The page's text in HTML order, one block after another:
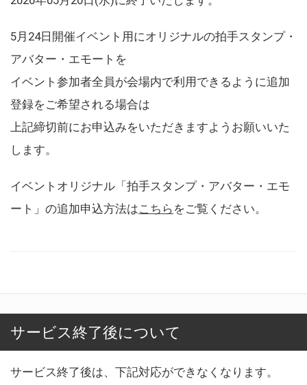
5月24日開催イベント用にオリジナルの拍手スタンプ・
アバター・エモートを
イベント参加者全員が会場内で利用できるように追加
登録をご希望される場合は
上記締切前にお申込みをいただきますようお願いいた
します。
イベントオリジナル「拍手スタンプ・アバター・エモ
ート」の追加申込方法はこちら をご覧ください。
サービス終了後について
サービス終了後は、下記対応ができなくなります。